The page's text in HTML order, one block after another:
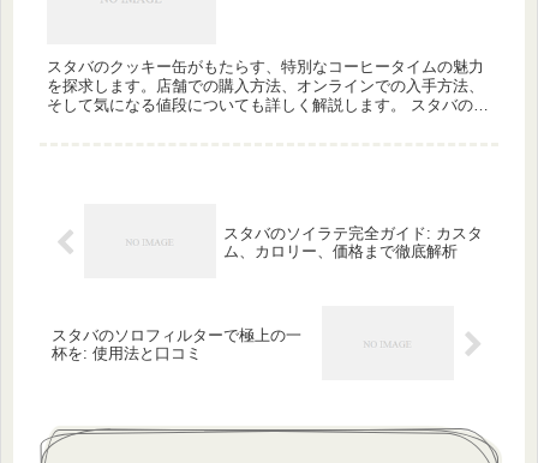
スタバのクッキー缶がもたらす、特別なコーヒータイムの魅力
を探求します。店舗での購入方法、オンラインでの入手方法、
そして気になる値段についても詳しく解説します。 スタバのク
スタバのソイラテ完全ガイド: カスタ
ム、カロリー、価格まで徹底解析
スタバのソロフィルターで極上の一
杯を: 使用法と口コミ